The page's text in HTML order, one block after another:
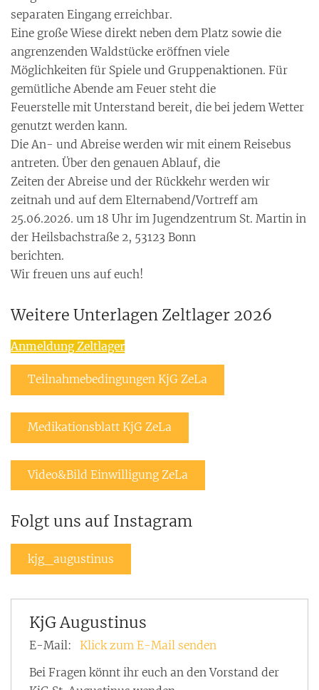
separaten Eingang erreichbar.
Eine große Wiese direkt neben dem Platz sowie die
angrenzenden Waldstücke eröffnen viele
Möglichkeiten für Spiele und Gruppenaktionen. Für
gemütliche Abende am Feuer steht die
Feuerstelle mit Unterstand bereit, die bei jedem Wetter
genutzt werden kann.
Die An- und Abreise werden wir mit einem Reisebus
antreten. Über den genauen Ablauf, die
Zeiten der Abreise und der Rückkehr werden wir
zeitnah und auf dem Elternabend/Vortreff am
25.06.2026. um 18 Uhr im Jugendzentrum St. Martin in
der Heilsbachstraße 2, 53123 Bonn
berichten.
Wir freuen uns auf euch!
Weitere Unterlagen Zeltlager 2026
Anmeldung Zeltlager
Teilnahmebedingungen KjG ZeLa
Medikationsblatt KjG ZeLa
Video&Bild Einwilligung ZeLa
Folgt uns auf Instagram
kjg_augustinus
KjG Augustinus
E-Mail:
Klick zum E-Mail senden
Bei Fragen könnt ihr euch an den Vorstand der